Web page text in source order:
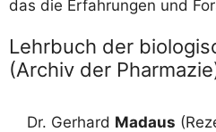
das die Erfah­run­gen und
Lehrbuch der
(Archiv der
Dr. Ger­hard Mad­aus